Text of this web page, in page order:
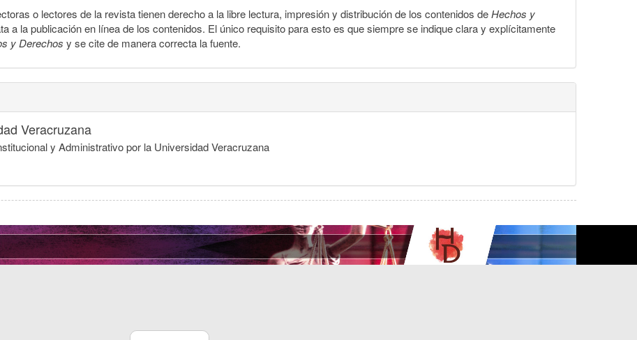
o lectores de la revista tienen derecho a la libre lectura, impresión y distribución de los contenidos deHechos y
a la publicación en línea de los contenidos. El único requisito para esto es que siempre se indique clara y explícitamente
y Derechos y se cite de manera correcta la fuente.
Veracruzana
y Administrativo por la Universidad Veracruzana